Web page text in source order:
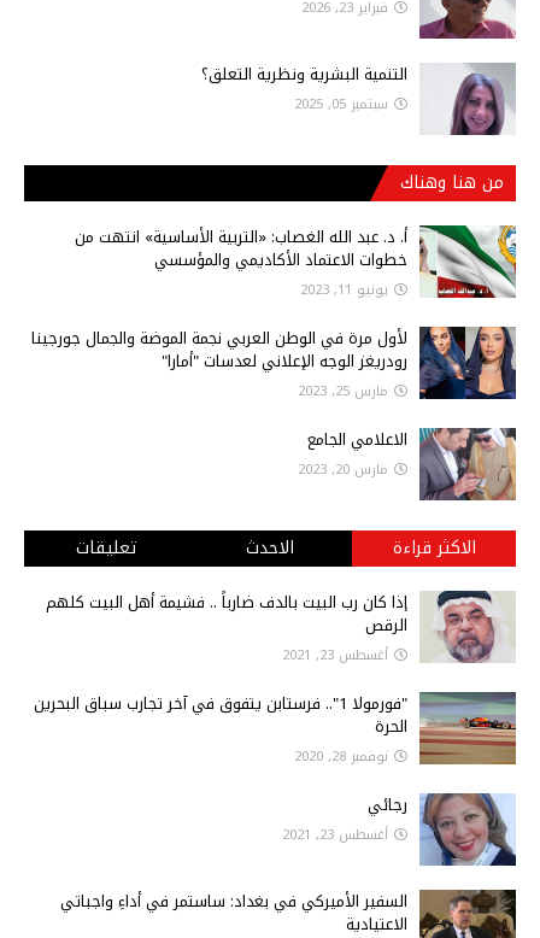
فبراير 23, 2026
التنمية البشرية ونظرية التعلق؟
سبتمبر 05, 2025
من هنا وهناك
أ‌. د. عبد الله الغصاب: «التربية الأساسية» انتهت من
خطوات الاعتماد الأكاديمي والمؤسسي
يونيو 11, 2023
لأول مرة في الوطن العربي نجمة الموضة والجمال جورجينا
رودريغز الوجه الإعلاني لعدسات "أمارا"
مارس 25, 2023
الاعلامي الجامع
مارس 20, 2023
الاكثر قراءة الاحدث تعليقات
إذا كان رب البيت بالدف ضارباً .. فشيمة أهل البيت كلهم
الرقص
أغسطس 23, 2021
"فورمولا 1".. فرستابن يتفوق في آخر تجارب سباق البحرين
الحرة
نوفمبر 28, 2020
رجائي
أغسطس 23, 2021
السفير الأميركي في بغداد: ساستمر في أداءِ واجباتي
الاعتيادية